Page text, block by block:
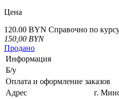
Цена
120.00 BYN Справочно по
150,00 BYN
Продано
Информация
Б/у
Оплата и оформление заказов
Адрес
г.